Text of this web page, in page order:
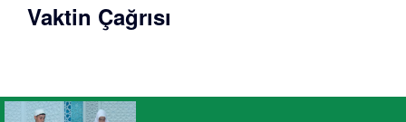
Vaktin Çağrısı